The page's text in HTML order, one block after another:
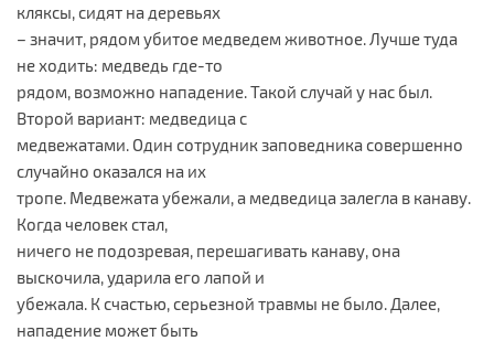
кляксы, сидят на деревьях
– значит, рядом убитое медведем животное. Лучше туда
не ходить: медведь где-то
рядом, возможно нападение. Такой случай у нас был.
Второй вариант: медведица с
медвежатами. Один сотрудник заповедника совершенно
случайно оказался на их
тропе. Медвежата убежали, а медведица залегла в канаву.
Когда человек стал,
ничего не подозревая, перешагивать канаву, она
выскочила, ударила его лапой и
убежала. К счастью, серьезной травмы не было. Далее,
нападение может быть